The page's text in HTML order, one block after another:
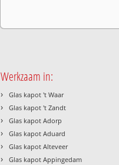
Werkzaam in:
› Glas kapot 't Waar
› Glas kapot 't Zandt
› Glas kapot Adorp
› Glas kapot Aduard
› Glas kapot Alteveer
› Glas kapot Appingedam